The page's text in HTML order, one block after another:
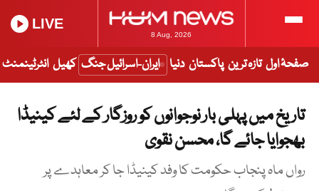
8 Aug, 2026
LIVE
صفحۂ اول تازہ ترین پاکستان دنیا ایران-اسرائیل جنگ کھیل انٹرٹینمنٹ
تاریخ میں پہلی بار نوجوانوں کو روزگار کے لئے کینیڈا
بھجوایا جائے گا، محسن نقوی
رواں ماہ پنجاب حکومت کا وفد کینیڈا جا کر معاہدے پر